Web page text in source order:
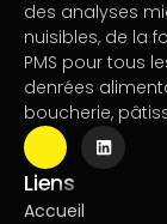
des analyses
nuisibles, de la
PMS pour tous
denrées
boucherie,
Liens
Accueil